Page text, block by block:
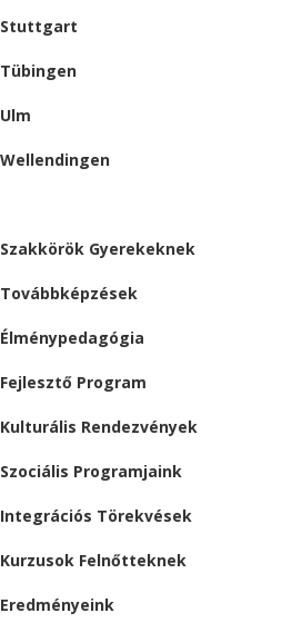
Stuttgart
Tübingen
Ulm
Wellendingen
Szakkörök Gyerekeknek
Továbbképzések
Élménypedagógia
Fejlesztő Program
Kulturális Rendezvények
Szociális Programjaink
Integrációs Törekvések
Kurzusok Felnőtteknek
Eredményeink